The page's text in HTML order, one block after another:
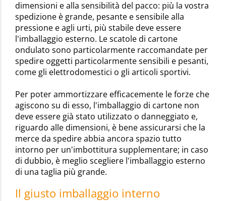
dimensioni e alla sensibilità del pacco: più la vostra
spedizione è grande, pesante e sensibile alla
pressione e agli urti, più stabile deve essere
l'imballaggio esterno. Le scatole di cartone
ondulato sono particolarmente raccomandate per
spedire oggetti particolarmente sensibili e pesanti,
come gli elettrodomestici o gli articoli sportivi.
Per poter ammortizzare efficacemente le forze che
agiscono su di esso, l'imballaggio di cartone non
deve essere già stato utilizzato o danneggiato e,
riguardo alle dimensioni, è bene assicurarsi che la
merce da spedire abbia ancora spazio tutto
intorno per un'imbottitura supplementare; in caso
di dubbio, è meglio scegliere l'imballaggio esterno
di una taglia più grande.
Il giusto imballaggio interno